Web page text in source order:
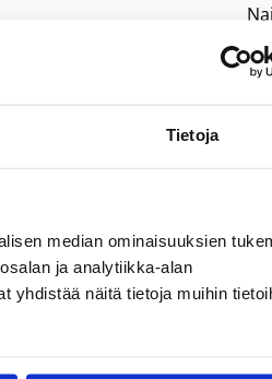
Tietoja
median ominaisuuksien
ja analytiikka-alan
yhdistää näitä tietoja muihin